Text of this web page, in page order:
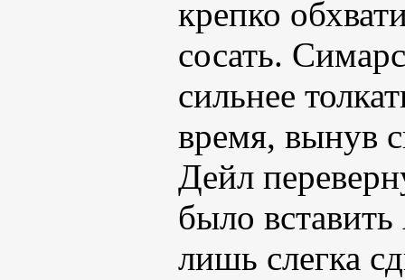
крепко
сосать.
сильнее
время, вынув
Дейл
было
лишь слегка